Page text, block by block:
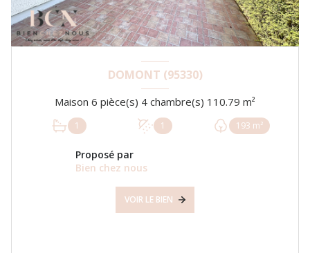
DOMONT (95330)
Maison 6 pièce(s) 4 chambre(s) 110.79 m²
1 1 193 m²
Proposé par
Bien chez nous
VOIR LE BIEN